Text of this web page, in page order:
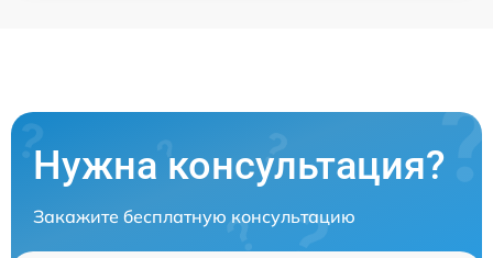
Нужна консультация?
Закажите бесплатную консультацию